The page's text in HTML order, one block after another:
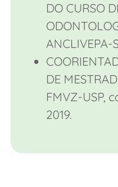
DO CURSO
ANCLIVEPA-
DE
FMVZ-USP,
2019.